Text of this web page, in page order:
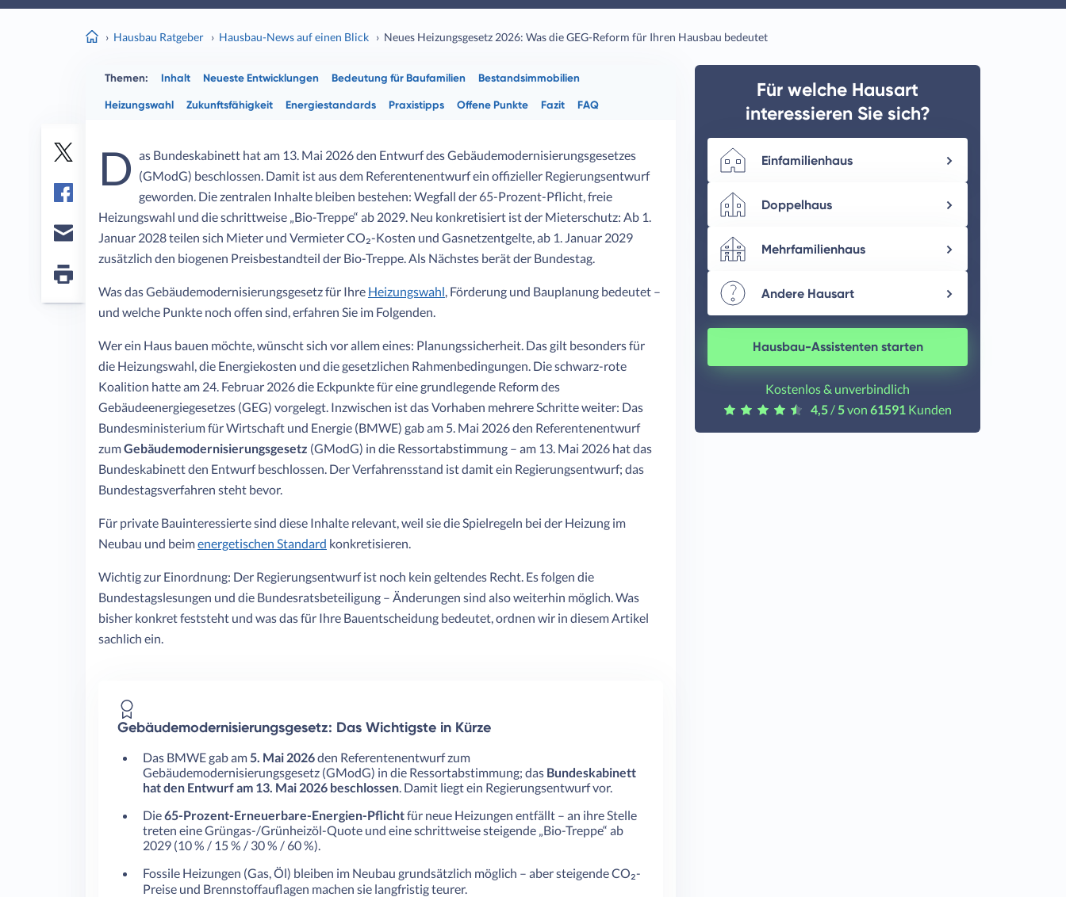
Hausbau Ratgeber Hausbau-News auf einen Blick Neues Heizungsgesetz 2026: Was die GEG-Reform für Ihren Hausbau bedeutet
Facebook
mail
drucken
Themen: Inhalt Neueste Entwicklungen Bedeutung für Baufamilien
Bestandsimmobilien
Heizungswahl
Zukunftsfähigkeit Energiestandards Praxistipps Offene Punkte Fazit FAQ
D as Bundeskabinett hat am 13. Mai 2026 den Entwurf des Gebäudemodernisierungsgesetzes
(GModG) beschlossen. Damit ist aus dem Referentenentwurf ein offizieller Regierungsentwurf
geworden. Die zentralen Inhalte bleiben bestehen: Wegfall der 65-Prozent-Pflicht, freie
Heizungswahl und die schrittweise „Bio-Treppe“ ab 2029. Neu konkretisiert ist der Mieterschutz: Ab 1.
Januar 2028 teilen sich Mieter und Vermieter CO₂-Kosten und Gasnetzentgelte, ab 1. Januar 2029
zusätzlich den biogenen Preisbestandteil der Bio-Treppe. Als Nächstes berät der Bundestag.
Was das Gebäudemodernisierungsgesetz für Ihre Heizungswahl, Förderung und Bauplanung bedeutet –
und welche Punkte noch offen sind, erfahren Sie im Folgenden.
Wer ein Haus bauen möchte, wünscht sich vor allem eines: Planungssicherheit. Das gilt besonders für
die Heizungswahl, die Energiekosten und die gesetzlichen Rahmenbedingungen. Die schwarz-rote
Koalition hatte am 24. Februar 2026 die Eckpunkte für eine grundlegende Reform des
Gebäudeenergiegesetzes (GEG) vorgelegt. Inzwischen ist das Vorhaben mehrere Schritte weiter: Das
Bundesministerium für Wirtschaft und Energie (BMWE) gab am 5. Mai 2026 den Referentenentwurf
zumGebäudemodernisierungsgesetz (GModG) in die Ressortabstimmung – am 13. Mai 2026 hat das
Bundeskabinett den Entwurf beschlossen. Der Verfahrensstand ist damit ein Regierungsentwurf; das
Bundestagsverfahren steht bevor.
Für private Bauinteressierte sind diese Inhalte relevant, weil sie die Spielregeln bei der Heizung im
Neubau und beimenergetischen Standard konkretisieren.
Wichtig zur Einordnung: Der Regierungsentwurf ist noch kein geltendes Recht. Es folgen die
Bundestagslesungen und die Bundesratsbeteiligung – Änderungen sind also weiterhin möglich. Was
bisher konkret feststeht und was das für Ihre Bauentscheidung bedeutet, ordnen wir in diesem Artikel
sachlich ein.
Gebäudemodernisierungsgesetz: Das Wichtigste in Kürze
Das BMWE gab am5. Mai 2026den Referentenentwurf zum
Gebäudemodernisierungsgesetz (GModG) in die Ressortabstimmung; das Bundeskabinett
hat den Entwurf am 13. Mai 2026 beschlossen. Damit liegt ein Regierungsentwurf vor.
Die65-Prozent-Erneuerbare-Energien-Pflichtfür neue Heizungen entfällt – an ihre Stelle
treten eine Grüngas-/Grünheizöl-Quote und eine schrittweise steigende „Bio-Treppe“ ab
2029 (10 % / 15 % / 30 % / 60 %).
Fossile Heizungen (Gas, Öl) bleiben im Neubau grundsätzlich möglich – aber steigende CO₂-
Preise und Brennstoffauflagen machen sie langfristig teurer.
Für welche Hausart
interessieren Sie sich?
Einfamilienhaus
Doppelhaus
Mehrfamilienhaus
Andere Hausart
Hausbau-Assistenten starten
Kostenlos & unverbindlich
4,5/5von 61591Kunden